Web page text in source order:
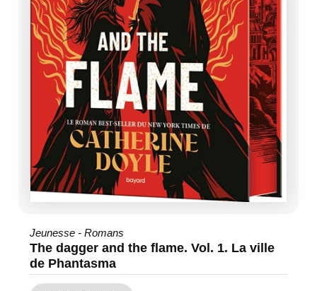
Jeunesse - Romans
The dagger and the flame. Vol. 1. La ville
de Phantasma